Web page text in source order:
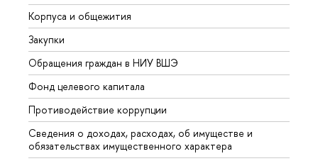
Корпуса и общежития
Закупки
Обращения граждан в НИУ ВШЭ
Фонд целевого капитала
Противодействие коррупции
Сведения о доходах, расходах, об имуществе и
обязательствах имущественного характера